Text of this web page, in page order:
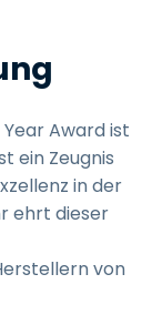
Award ist
ein Zeugnis
in der
ehrt dieser
von